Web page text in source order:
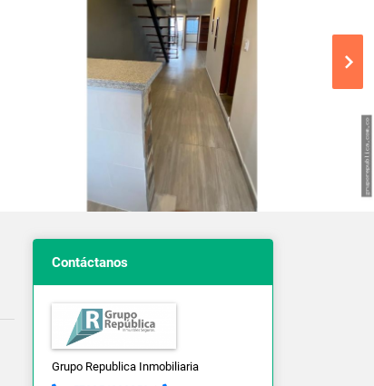
Contáctanos
Grupo Republica Inmobiliaria